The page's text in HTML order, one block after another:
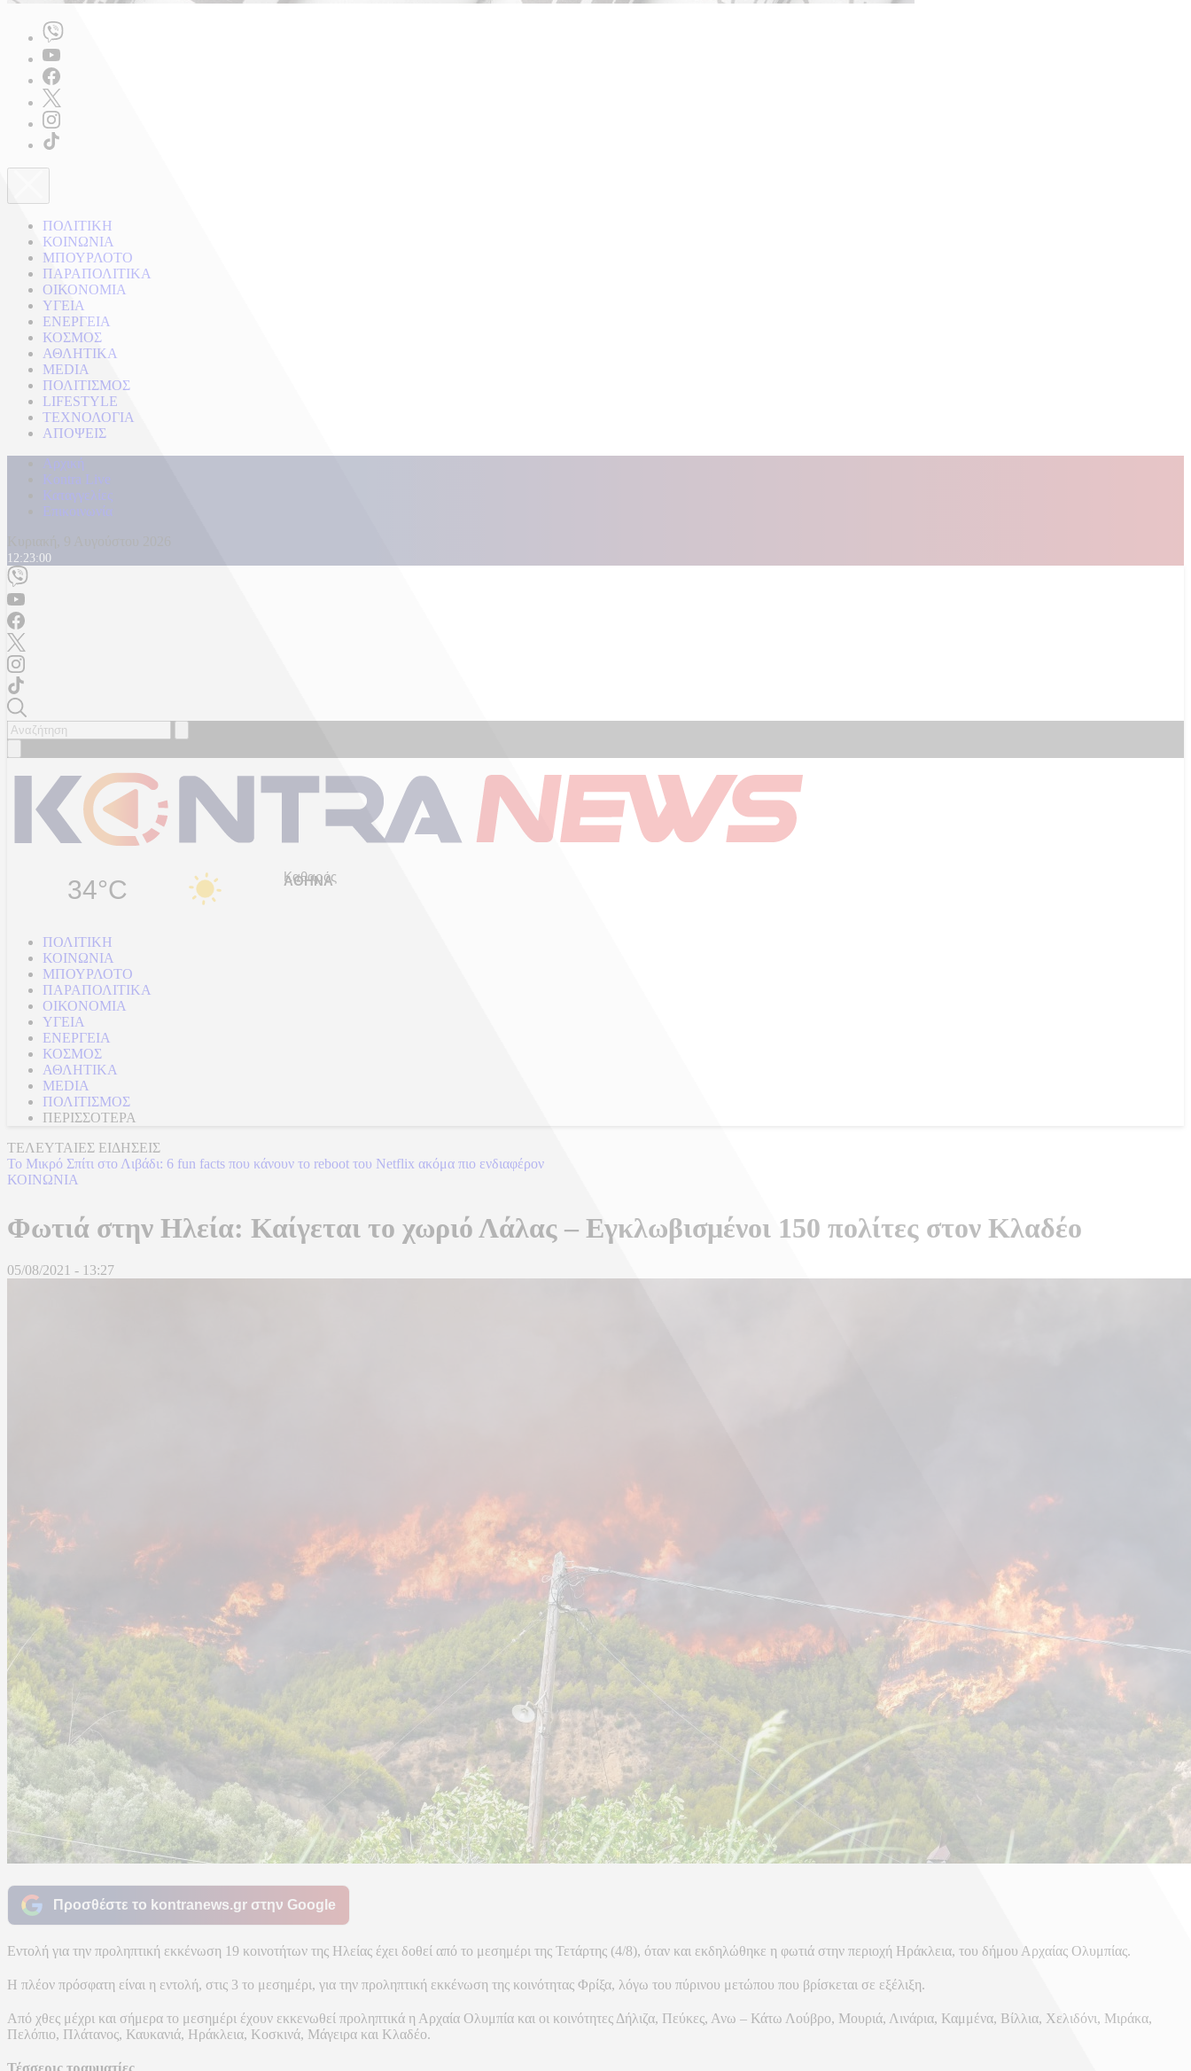
ΠΟΛΙΤΙΚΗ
ΚΟΙΝΩΝΙΑ
ΜΠΟΥΡΛΟΤΟ
ΠΑΡΑΠΟΛΙΤΙΚΑ
ΟΙΚΟΝΟΜΙΑ
ΥΓΕΙΑ
ΕΝΕΡΓΕΙΑ
ΚΟΣΜΟΣ
ΑΘΛΗΤΙΚΑ
MEDIA
ΠΟΛΙΤΙΣΜΟΣ
LIFESTYLE
ΤΕΧΝΟΛΟΓΙΑ
ΑΠΟΨΕΙΣ
Αρχική
Kontra Live
Καταγγελίες
Επικοινωνία
12:23:04
34°C Καθαρός
ΠΟΛΙΤΙΚΗ
ΚΟΙΝΩΝΙΑ
ΜΠΟΥΡΛΟΤΟ
ΠΑΡΑΠΟΛΙΤΙΚΑ
ΟΙΚΟΝΟΜΙΑ
ΥΓΕΙΑ
ΕΝΕΡΓΕΙΑ
ΚΟΣΜΟΣ
ΑΘΛΗΤΙΚΑ
MEDIA
ΠΟΛΙΤΙΣΜΟΣ
ΠΕΡΙΣΣΟΤΕΡΑ
ΤΕΛΕΥΤΑΙΕΣ ΕΙΔΗΣΕΙΣ
To Mικρό Σπίτι στο Λιβάδι: 6 fun facts που κάνουν το reboot του Netflix ακόμα πιο ενδιαφέρον
ΚΟΙΝΩΝΙΑ
Φωτιά στην Ηλεία: Καίγεται το χωριό Λάλας – Εγκλωβισμένοι 150 πολίτες στον Κλαδέο
05/08/2021 - 13:27
Προσθέστε το kontranews.gr στην Google
Εντολή για την προληπτική εκκένωση 19 κοινοτήτων της Ηλείας έχει δοθεί από το μεσημέρι της Τετάρτης (4/8), όταν και εκδηλώθηκε η φωτιά στην περιοχή Ηράκλεια, του δήμου Αρχαίας Ολυμπίας.
Η πλέον πρόσφατη είναι η εντολή, στις 3 το μεσημέρι, για την προληπτική εκκένωση της κοινότητας Φρίξα, λόγω του πύρινου μετώπου που βρίσκεται σε εξέλιξη.
Από χθες μέχρι και σήμερα το μεσημέρι έχουν εκκενωθεί προληπτικά η Αρχαία Ολυμπία και οι κοινότητες Δήλιζα, Πεύκες, Ανω – Κάτω Λούβρο, Μουριά, Λινάρια, Καμμένα, Βίλλια, Χελιδόνι, Μιράκα,
Πελόπιο, Πλάτανος, Καυκανιά, Ηράκλεια, Κοσκινά, Μάγειρα και Κλαδέο.
Τέσσερις τραυματίες